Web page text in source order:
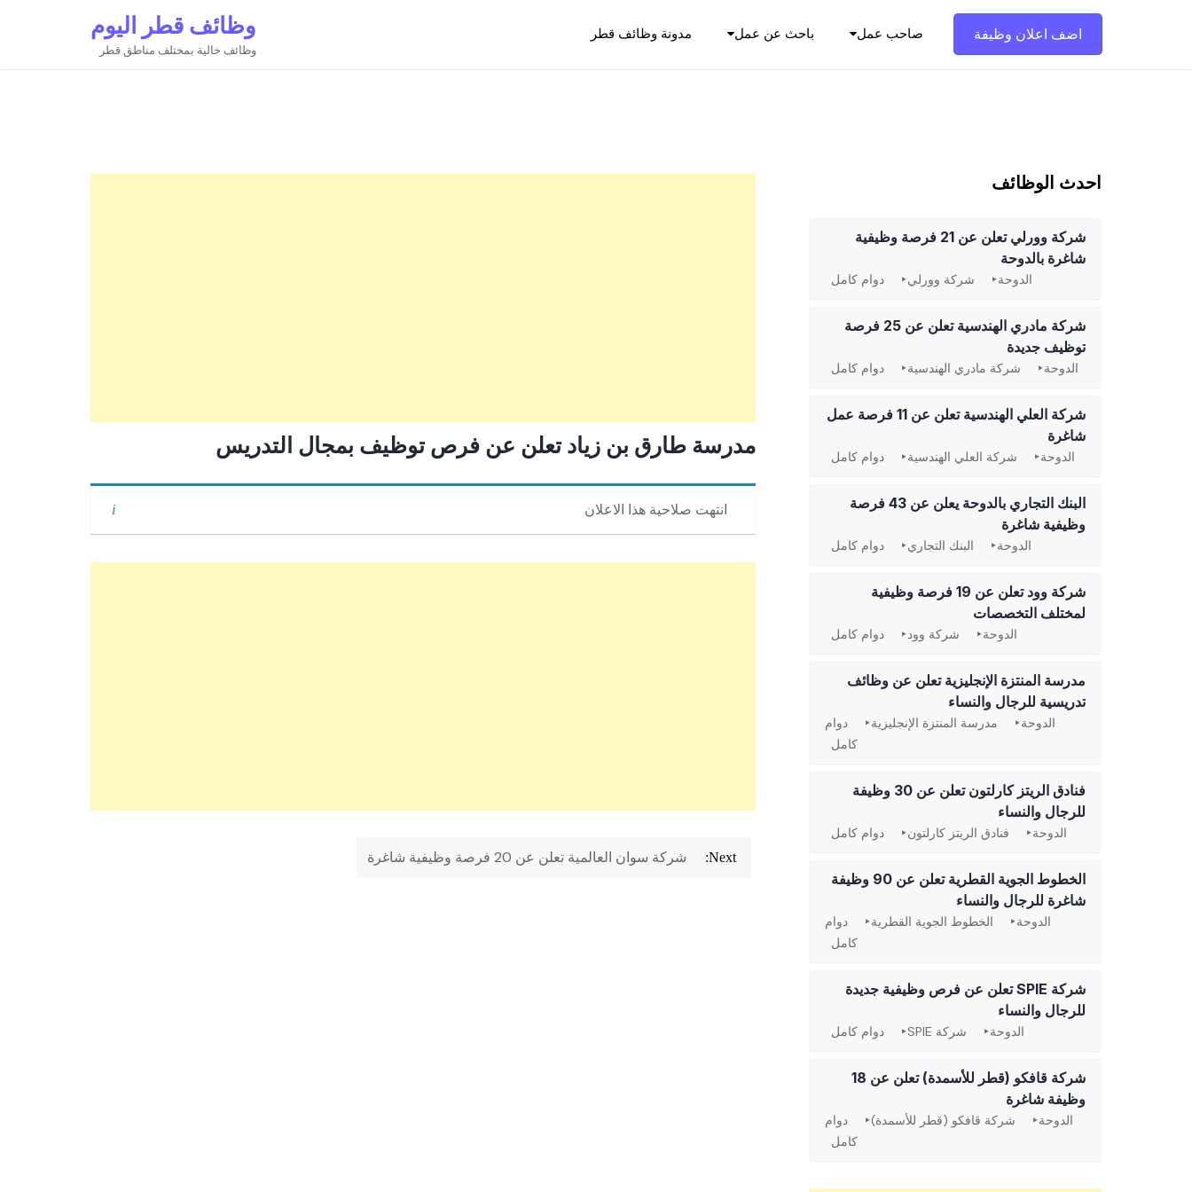
وظائف قطر اليوم
وظائف خالية بمختلف مناطق قطر
مدونة وظائف قطر باحث عن عمل صاحب عمل اضف اعلان وظيفة
مدرسة طارق بن زياد تعلن عن فرص توظيف بمجال التدريس
انتهت صلاحية هذا الاعلان
تصفّح
Next: شركة سوان العالمية تعلن عن 20 فرصة وظيفية شاغرة
احدث الوظائف
شركة وورلي تعلن عن 21 فرصة وظيفية
شاغرة بالدوحة
الدوحة شركة وورلي دوام كامل
شركة مادري الهندسية تعلن عن 25 فرصة
توظيف جديدة
الدوحة شركة مادري الهندسية دوام كامل
شركة العلي الهندسية تعلن عن 11 فرصة عمل
شاغرة
الدوحة شركة العلي الهندسية دوام كامل
‏البنك التجاري بالدوحة يعلن عن 43 فرصة
وظيفية شاغرة
الدوحة البنك التجاري دوام كامل
شركة وود تعلن عن 19 فرصة وظيفية
لمختلف التخصصات
الدوحة شركة وود دوام كامل
مدرسة المنتزة الإنجليزية تعلن عن وظائف
تدريسية للرجال والنساء
الدوحة مدرسة المنتزة الإنجليزية
دوام
كامل
فنادق الريتز كارلتون تعلن عن 30 وظيفة
للرجال والنساء
الدوحة فنادق الريتز كارلتون دوام كامل
الخطوط الجوية القطرية تعلن عن 90 وظيفة
شاغرة للرجال والنساء
الدوحة الخطوط الجوية القطرية
دوام
كامل
شركة SPIE تعلن عن فرص وظيفية جديدة
للرجال والنساء
الدوحة شركة SPIE دوام كامل
شركة قافكو (قطر للأسمدة) تعلن عن 18
وظيفة شاغرة
الدوحة شركة قافكو (قطر للأسمدة)
دوام
كامل